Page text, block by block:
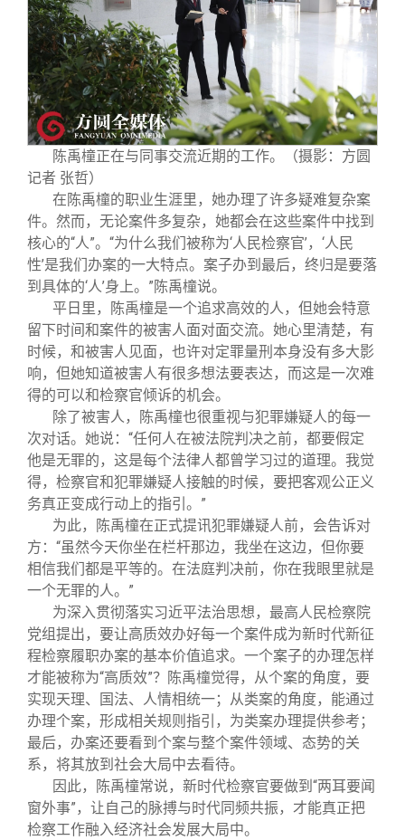
陈禹橦正在与同事交流近期的工作。（摄影：方圆
记者 张哲）
在陈禹橦的职业生涯里，她办理了许多疑难复杂案
件。然而，无论案件多复杂，她都会在这些案件中找到
核心的“人”。“为什么我们被称为‘人民检察官’，‘人民
性’是我们办案的一大特点。案子办到最后，终归是要落
到具体的‘人’身上。”陈禹橦说。
平日里，陈禹橦是一个追求高效的人，但她会特意
留下时间和案件的被害人面对面交流。她心里清楚，有
时候，和被害人见面，也许对定罪量刑本身没有多大影
响，但她知道被害人有很多想法要表达，而这是一次难
得的可以和检察官倾诉的机会。
除了被害人，陈禹橦也很重视与犯罪嫌疑人的每一
次对话。她说：“任何人在被法院判决之前，都要假定
他是无罪的，这是每个法律人都曾学习过的道理。我觉
得，检察官和犯罪嫌疑人接触的时候，要把客观公正义
务真正变成行动上的指引。”
为此，陈禹橦在正式提讯犯罪嫌疑人前，会告诉对
方：“虽然今天你坐在栏杆那边，我坐在这边，但你要
相信我们都是平等的。在法庭判决前，你在我眼里就是
一个无罪的人。”
为深入贯彻落实习近平法治思想，最高人民检察院
党组提出，要让高质效办好每一个案件成为新时代新征
程检察履职办案的基本价值追求。一个案子的办理怎样
才能被称为“高质效”？陈禹橦觉得，从个案的角度，要
实现天理、国法、人情相统一；从类案的角度，能通过
办理个案，形成相关规则指引，为类案办理提供参考；
最后，办案还要看到个案与整个案件领域、态势的关
系，将其放到社会大局中去看待。
因此，陈禹橦常说，新时代检察官要做到“两耳要闻
窗外事”，让自己的脉搏与时代同频共振，才能真正把
检察工作融入经济社会发展大局中。